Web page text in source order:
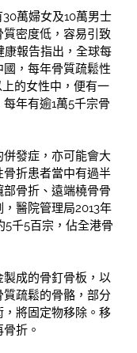
萬婦女及10萬男士
密度低，容易引致
康報告指出，全球每
，每年骨質疏鬆性
的女性中，便有一
年有逾1萬5千宗骨
發症，亦可能會大
折患者當中有過半
骨折、遠端橈骨骨
醫院管理局2013年
5千5百宗，佔全港骨
成的骨釘骨板，以
疏鬆的骨骼，部分
將固定物移除。移
折。